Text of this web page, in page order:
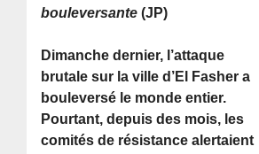
bouleversante (JP)
Dimanche dernier, l’attaque
brutale sur la ville d’El Fasher a
bouleversé le monde entier.
Pourtant, depuis des mois, les
comités de résistance alertaient